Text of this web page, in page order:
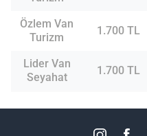
Özlem Van
Turizm
1.700 TL
Lider Van
Seyahat
1.700 TL